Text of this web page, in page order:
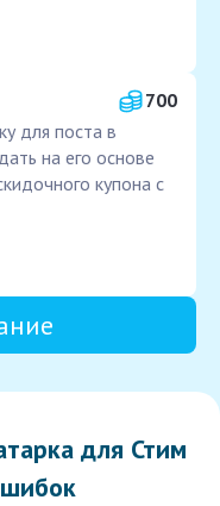
700
для поста в
на его основе
купона с
для Стим